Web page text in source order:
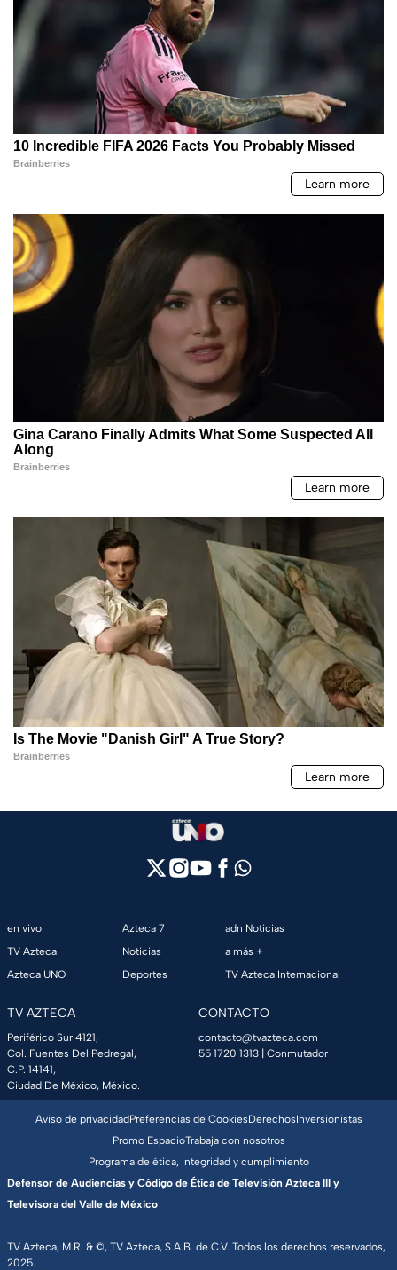
en vivo
TV Azteca
Azteca UNO
Azteca 7
Noticias
Deportes
adn Noticias
a más +
TV Azteca Internacional
TV AZTECA
Periférico Sur 4121,
Col. Fuentes Del Pedregal,
C.P. 14141,
Ciudad De México, México.
CONTACTO
contacto@tvazteca.com
55 1720 1313 | Conmutador
TV Azteca, M.R. & ©, TV Azteca, S.A.B. de C.V. Todos los derechos reservados,
2025.
Aviso de privacidadPreferencias de CookiesDerechosInversionistas
Promo EspacioTrabaja con nosotros
Programa de ética, integridad y cumplimiento
Defensor de Audiencias y Código de Ética de Televisión Azteca III y
Televisora del Valle de México